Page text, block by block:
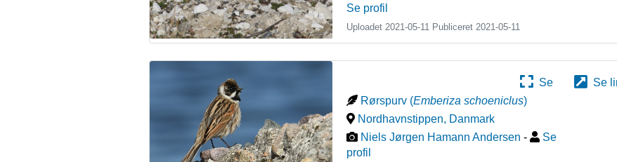
Se profil
Uploadet 2021-05-11 Publiceret2021-05-11
Se
Se
Rørspurv (Emberiza schoeniclus)
Nordhavnstippen, Danmark
Niels Jørgen Hamann Andersen -
Se
profil